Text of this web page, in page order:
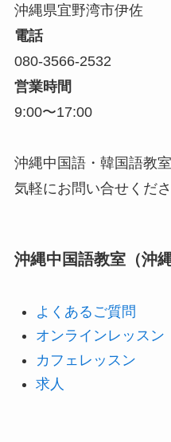
沖縄県宜野湾市伊佐
電話
080-3566-2532
営業時間
9:00〜17:00
沖縄中国語・韓国語教
気軽にお問い合せくださ
沖縄中国語教室（沖
よくあるご質問
オンラインレッスン
カフェレッスン
求人